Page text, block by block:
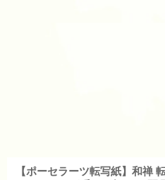
【ポーセラーツ転写紙】和禅